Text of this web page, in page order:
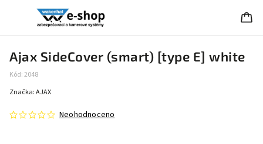
Ajax SideCover (smart) [type E] white
Kód:2048
Neohodnoceno
Značka:AJAX